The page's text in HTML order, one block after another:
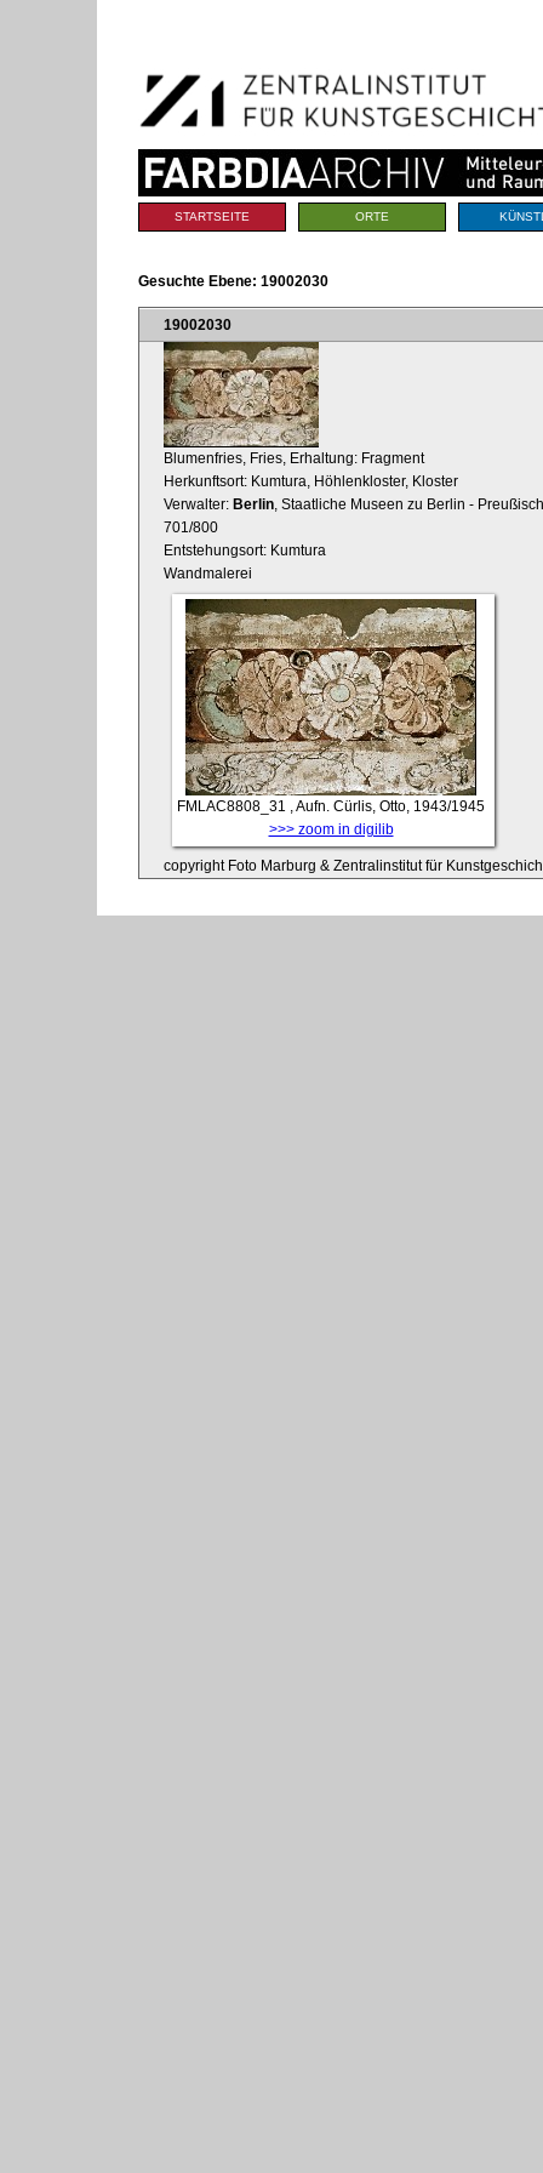
Navigation
Sektionen
STARTSEITE ORTE
Gesuchte Ebene: 19002030
19002030
Blumenfries, Fries, Erhaltung: Fragment
Herkunftsort: Kumtura, Höhlenkloster, Kloster
Verwalter: Berlin , Staatliche Museen zu Berlin -
701/800
Entstehungsort: Kumtura
Wandmalerei
FMLAC8808_31
, Aufn. Cürlis, Otto, 1943/1945
>>> zoom in digilib
copyright Foto Marburg & Zentralinstitut für